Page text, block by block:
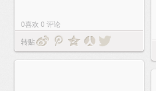
0喜欢 0 评论
转贴